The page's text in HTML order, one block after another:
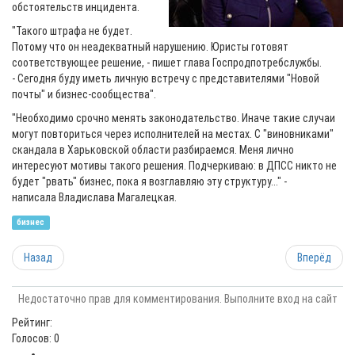
обстоятельств инцидента.
"Такого штрафа не будет.
Потому что он неадекватный нарушению. Юристы готовят
соответствующее решение, - пишет глава Госпродпотребслужбы.
- Сегодня буду иметь личную встречу с представителями "Новой
почты" и бизнес-сообщества".
"Необходимо срочно менять законодательство. Иначе такие случаи
могут повториться через исполнителей на местах. С "виновниками"
скандала в Харьковской области разбираемся. Меня лично
интересуют мотивы такого решения. Подчеркиваю: в ДПСС никто не
будет "рвать" бизнес, пока я возглавляю эту структуру..." -
написала Владислава Магалецкая.
бизнес
Назад Вперёд
Недостаточно прав для комментирования. Выполните вход на сайт
Рейтинг:
Голосов: 0